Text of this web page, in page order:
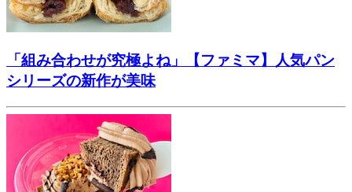
「組み合わせが究極よね」【ファミマ】人気パン
シリーズの新作が美味